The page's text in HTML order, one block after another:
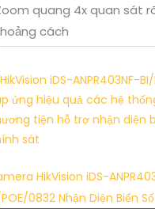
quang 4x quan sát
cách
HikVision iDS-
0832 Nhận Diện Biển